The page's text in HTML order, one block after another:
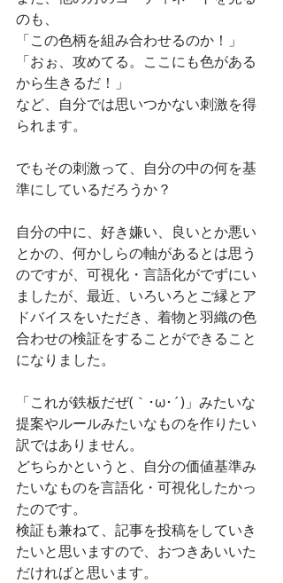
のも、
「この色柄を組み合わせるのか！」
「おぉ、攻めてる。ここにも色がある
から生きるだ！」
など、自分では思いつかない刺激を得
られます。
でもその刺激って、自分の中の何を基
準にしているだろうか？
自分の中に、好き嫌い、良いとか悪い
とかの、何かしらの軸があるとは思う
のですが、可視化・言語化がでずにい
ましたが、最近、いろいろとご縁とア
ドバイスをいただき、着物と羽織の色
合わせの検証をすることができること
になりました。
「これが鉄板だぜ(｀･ω･´)」みたいな
提案やルールみたいなものを作りたい
訳ではありません。
どちらかというと、自分の価値基準み
たいなものを言語化・可視化したかっ
たのです。
検証も兼ねて、記事を投稿をしていき
たいと思いますので、おつきあいいた
だければと思います。